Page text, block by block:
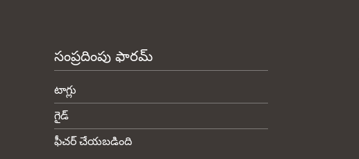
సంప్రదింపు ఫారమ్
టాగ్లు
గైడ్
ఫీచర్ చేయబడింది